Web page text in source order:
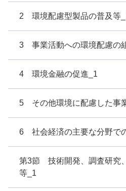
2 環境配慮型製品の普及等
3 事業活動への環境配慮の
4 環境金融の促進_1
5 その他環境に配慮した事
6 社会経済の主要な分野で
第3節 技術開発、調査研究
等_1